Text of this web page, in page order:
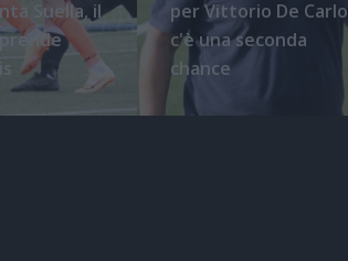
Suella, il
per Vittorio De Carlo
c'è una seconda
chance